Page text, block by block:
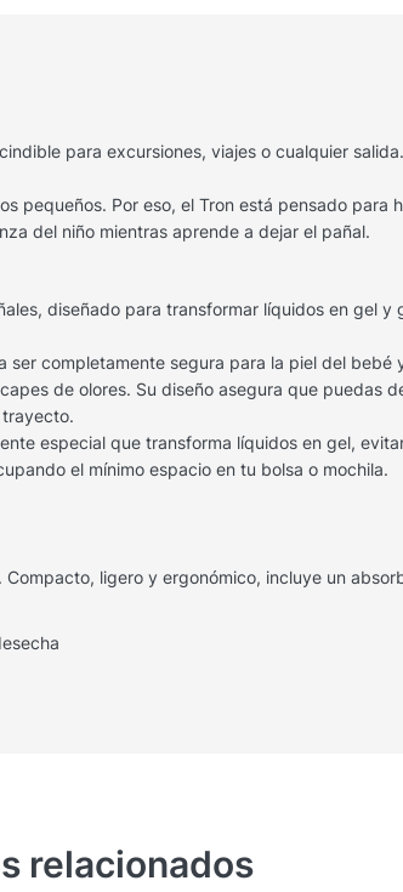
para excursiones, viajes o cualquier salida.
pequeños. Por eso, el Tron está pensado para
del niño mientras aprende a dejar el pañal.
diseñado para transformar líquidos en gel y
completamente segura para la piel del bebé
de olores. Su diseño asegura que puedas
especial que transforma líquidos en gel,
el mínimo espacio en tu bolsa o mochila.
ligero y ergonómico, incluye un
relacionados